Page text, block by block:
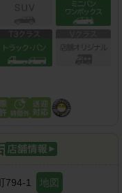
794-1 地図